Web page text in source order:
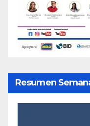
Resumen